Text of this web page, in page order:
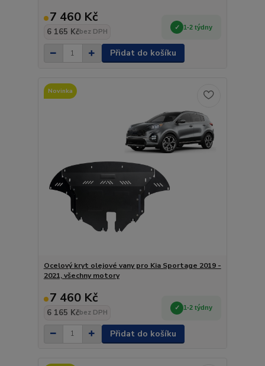
7 460 Kč
6 165 Kčbez DPH
1-2 týdny
Přidat do košíku
Novinka
Ocelový kryt olejové vany pro Kia Sportage 2019 -
2021, všechny motory
7 460 Kč
6 165 Kčbez DPH
1-2 týdny
Přidat do košíku